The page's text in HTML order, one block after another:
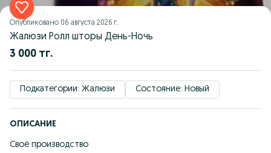
Опубликовано 06 августа 2026 г.
Жалюзи Ролл шторы День-Ночь
3 000 тг.
Подкатегории: Жалюзи Состояние: Новый
ОПИСАНИЕ
Своё производство